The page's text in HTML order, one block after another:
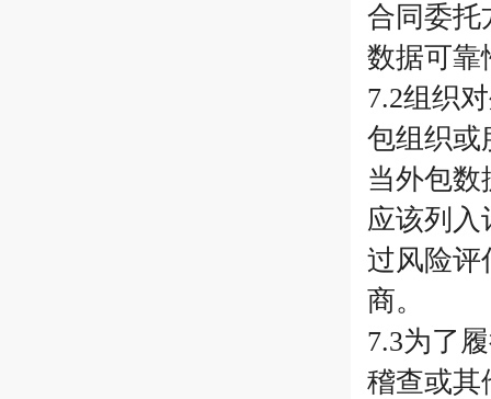
合同委托
数据可靠
7.2组织
包组织或
当外包
应该列入
过风险评
商。
7.3为了
稽查或其